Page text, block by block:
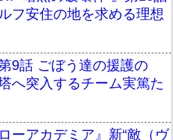
フ安住の地を求める理想
9話 ごぼう達の援護の
へ突入するチーム実篤た
ーアカデミア』新“敵（ヴ